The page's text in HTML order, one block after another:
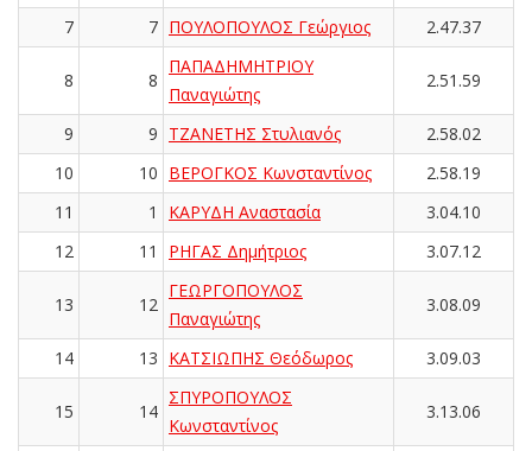
7
7 ΠΟΥΛΟΠΟΥΛΟΣ Γεώργιος 2.47.37
8 8
ΠΑΠΑΔΗΜΗΤΡΙΟΥ
Παναγιώτης
2.51.59
9 9 ΤΖΑΝΕΤΗΣ Στυλιανός
2.58.02
10
10 ΒΕΡΟΓΚΟΣ Κωνσταντίνος
2.58.19
11
1 ΚΑΡΥΔΗ Αναστασία
3.04.10
12
11 ΡΗΓΑΣ Δημήτριος 3.07.12
13 12
ΓΕΩΡΓΟΠΟΥΛΟΣ
Παναγιώτης
3.08.09
14 13 ΚΑΤΣΙΩΠΗΣ Θεόδωρος 3.09.03
15 14
ΣΠΥΡΟΠΟΥΛΟΣ
Κωνσταντίνος
3.13.06